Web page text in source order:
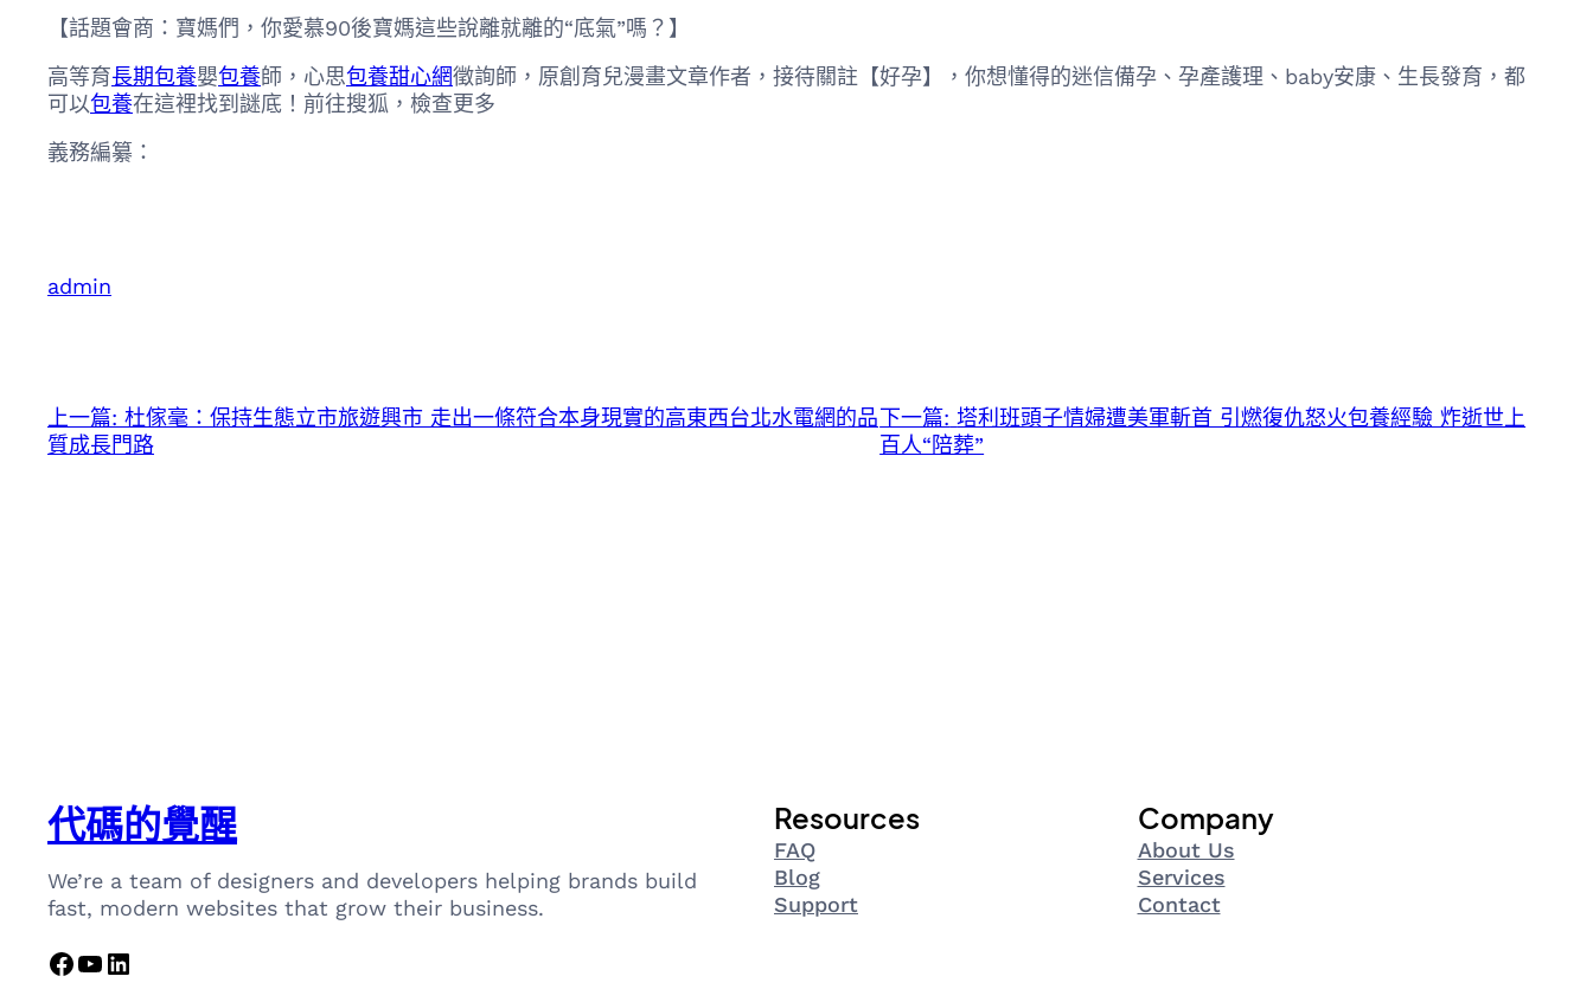
【話題會商：寶媽們，你愛慕90後寶媽這些說離就離的“底氣”嗎？】
高等育長期包養嬰包養師，心思包養甜心網徵詢師，原創育兒漫畫文章作者，接待關註【好孕】，你想懂得的迷信備孕、孕產護理、baby安康、生長發育，都
可以包養在這裡找到謎底！前往搜狐，檢查更多
義務編纂：
admin
上一篇: 杜傢毫：保持生態立市旅遊興市 走出一條符合本身現實的高東西台北水電網的品
質成長門路
下一篇: 塔利班頭子情婦遭美軍斬首 引燃復仇怒火包養經驗 炸逝世上
百人“陪葬”
代碼的覺醒
We’re a team of designers and developers helping brands build
fast, modern websites that grow their business.
Facebook YouTube LinkedIn
Resources
FAQ
Blog
Support
Company
About Us
Services
Contact